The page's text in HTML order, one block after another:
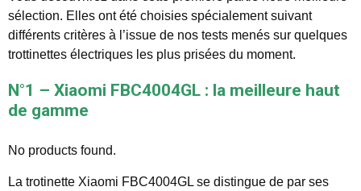
sélection. Elles ont été choisies spécialement suivant
différents critères à l’issue de nos tests menés sur quelques
trottinettes électriques les plus prisées du moment.
N°1 – Xiaomi FBC4004GL : la meilleure haut
de gamme
No products found.
La trotinette Xiaomi FBC4004GL se distingue de par ses